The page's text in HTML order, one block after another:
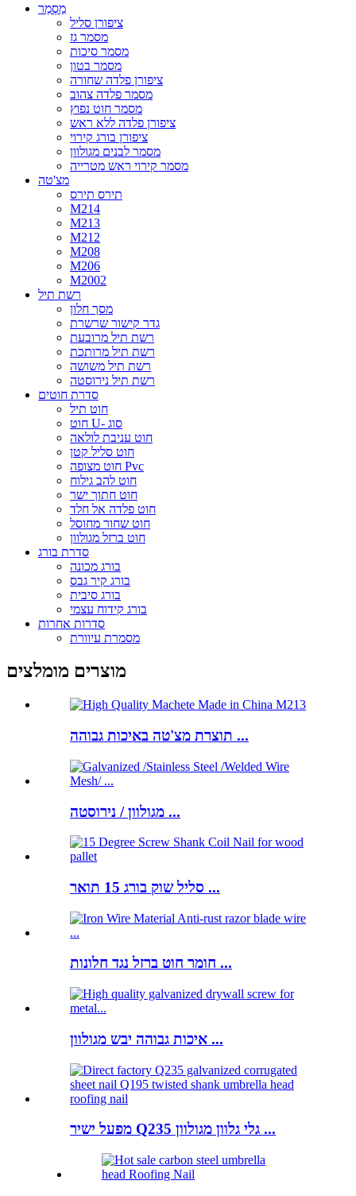
מַסְמֵר
ציפורן סליל
מסמר גז
מסמר סיכות
מסמר בטון
ציפורן פלדה שחורה
מסמר פלדה צהוב
מסמר חוט נפוץ
ציפורן פלדה ללא ראש
ציפורן בורג קירוי
מסמר לבנים מגולוון
מסמר קירוי ראש מטרייה
מצ'טה
תירס תירס
M214
M213
M212
M208
M206
M2002
רשת תיל
מסך חלון
גדר קישור שרשרת
רשת תיל מרובעת
רשת תיל מרותכת
רשת תיל משושה
רשת תיל נירוסטה
סדרת חוטים
חוט תיל
חוט U- סוג
חוט עניבת לולאה
חוט סליל קטן
חוט מצופה Pvc
חוט להב גילוח
חוט חתוך ישר
חוט פלדה אל חלד
חוט שחור מחוסל
חוט ברזל מגולוון
סדרת בורג
בורג מכונה
בורג קיר גבס
בורג סיבית
בורג קידוח עצמי
סדרות אחרות
מסמרת עיוורת
מוצרים מומלצים
תוצרת מצ'טה באיכות גבוהה ...
מגולוון / נירוסטה ...
סליל שוק בורג 15 תואר ...
חומר חוט ברזל נגד חלונות ...
איכות גבוהה יבש מגולוון ...
מפעל ישיר Q235 גלי גלוון מגולוון ...